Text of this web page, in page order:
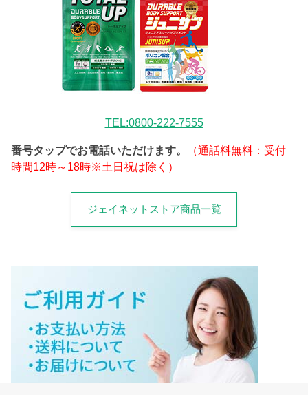
TEL:0800-222-7555
番号タップでお電話いただけます。
（通話料無料：受付
時間12時～18時※土日祝は除く）
ジェイネットストア商品一覧